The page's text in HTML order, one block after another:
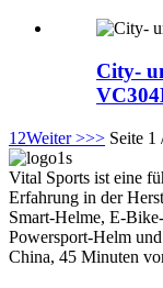
City-
1 2Weiter >>> Seite 1
Vital Sports ist eine
Erfahrung in der
Smart-Helme, E-
Powersport-Helm
China, 45 Minuten